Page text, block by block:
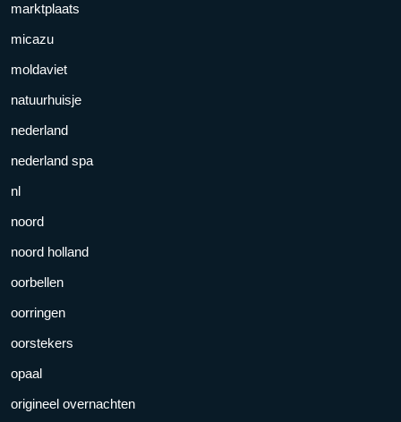
marktplaats
micazu
moldaviet
natuurhuisje
nederland
nederland spa
nl
noord
noord holland
oorbellen
oorringen
oorstekers
opaal
origineel overnachten